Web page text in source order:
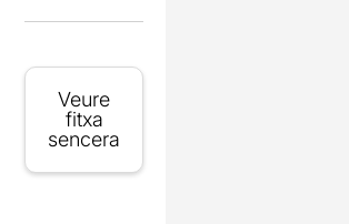
Veure
fitxa
sencera